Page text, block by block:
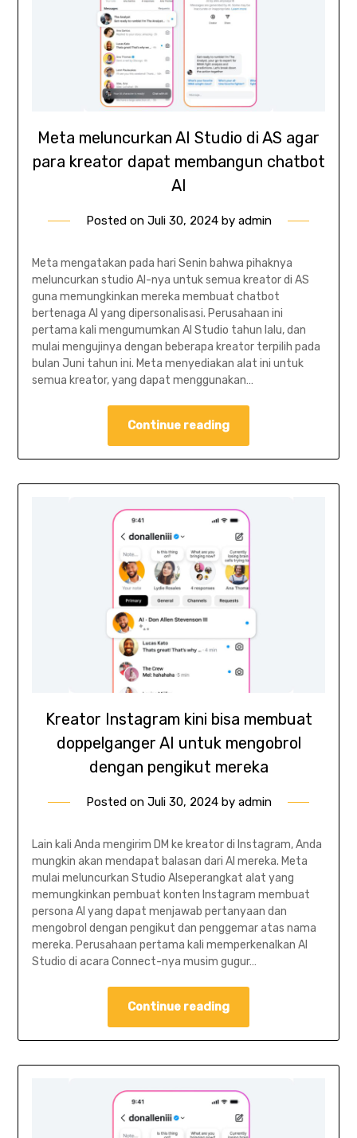
Meta meluncurkan AI Studio di AS agar
para kreator dapat membangun chatbot
AI
Posted on Juli 30, 2024by admin
Meta mengatakan pada hari Senin bahwa pihaknya
meluncurkan studio AI-nya untuk semua kreator di AS
guna memungkinkan mereka membuat chatbot
bertenaga AI yang dipersonalisasi. Perusahaan ini
pertama kali mengumumkan AI Studio tahun lalu, dan
mulai mengujinya dengan beberapa kreator terpilih pada
bulan Juni tahun ini. Meta menyediakan alat ini untuk
semua kreator, yang dapat menggunakan…
Continue reading
Kreator Instagram kini bisa membuat
doppelganger AI untuk mengobrol
dengan pengikut mereka
Posted on Juli 30, 2024by admin
Lain kali Anda mengirim DM ke kreator di Instagram, Anda
mungkin akan mendapat balasan dari AI mereka. Meta
mulai meluncurkan Studio AIseperangkat alat yang
memungkinkan pembuat konten Instagram membuat
persona AI yang dapat menjawab pertanyaan dan
mengobrol dengan pengikut dan penggemar atas nama
mereka. Perusahaan pertama kali memperkenalkan AI
Studio di acara Connect-nya musim gugur…
Continue reading